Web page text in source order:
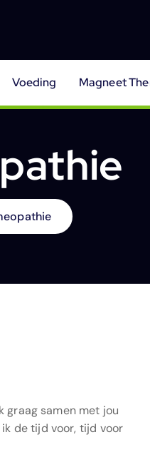
Voeding Magneet
graag samen met jou
ik de tijd voor, tijd voor